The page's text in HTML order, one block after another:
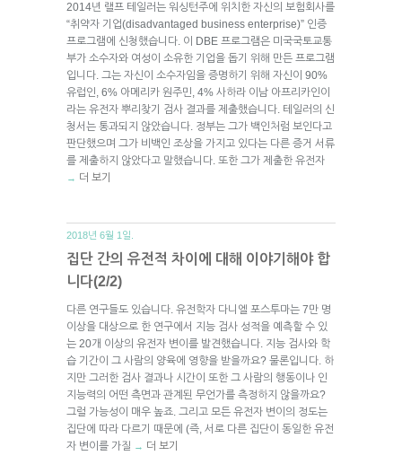
2014년 랠프 테일러는 워싱턴주에 위치한 자신의 보험회사를
“취약자 기업(disadvantaged business enterprise)” 인증
프로그램에 신청했습니다. 이 DBE 프로그램은 미국국토교통
부가 소수자와 여성이 소유한 기업을 돕기 위해 만든 프로그램
입니다. 그는 자신이 소수자임을 증명하기 위해 자신이 90%
유럽인, 6% 아메리카 원주민, 4% 사하라 이남 아프리카인이
라는 유전자 뿌리찾기 검사 결과를 제출했습니다. 테일러의 신
청서는 통과되지 않았습니다. 정부는 그가 백인처럼 보인다고
판단했으며 그가 비백인 조상을 가지고 있다는 다른 증거 서류
를 제출하지 않았다고 말했습니다. 또한 그가 제출한 유전자
→ 더 보기
2018년 6월 1일.
집단 간의 유전적 차이에 대해 이야기해야 합
니다(2/2)
다른 연구들도 있습니다. 유전학자 다니엘 포스투마는 7만 명
이상을 대상으로 한 연구에서 지능 검사 성적을 예측할 수 있
는 20개 이상의 유전자 변이를 발견했습니다. 지능 검사와 학
습 기간이 그 사람의 양육에 영향을 받을까요? 물론입니다. 하
지만 그러한 검사 결과나 시간이 또한 그 사람의 행동이나 인
지능력의 어떤 측면과 관계된 무언가를 측정하지 않을까요?
그럴 가능성이 매우 높죠. 그리고 모든 유전자 변이의 정도는
집단에 따라 다르기 때문에 (즉, 서로 다른 집단이 동일한 유전
자 변이를 가질 → 더 보기